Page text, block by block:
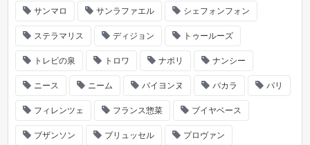
サンマロ サンラファエル シェフォンフォン
ステラマリス ディジョン トゥールーズ
トレビの泉 トロワ ナポリ ナンシー
ニース ニーム バイヨンヌ バカラ パリ
フィレンツェ フランス惣菜 ブイヤベース
ブザンソン ブリュッセル プロヴァン